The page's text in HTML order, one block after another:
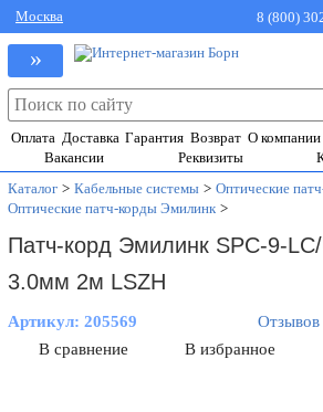
Москва 8 (800)
»
Оплата Доставка Гарантия Возврат О компании
Вакансии
Реквизиты
Каталог > Кабельные системы > Оптические
Оптические патч-корды Эмилинк >
Патч-корд Эмилинк SPC-9-
3.0мм 2м LSZH
Артикул:205569
В сравнение
В избранное